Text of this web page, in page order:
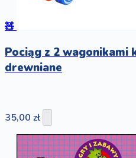
🧸
Pociąg z 2 wagonikami
drewniane
35,00 zł